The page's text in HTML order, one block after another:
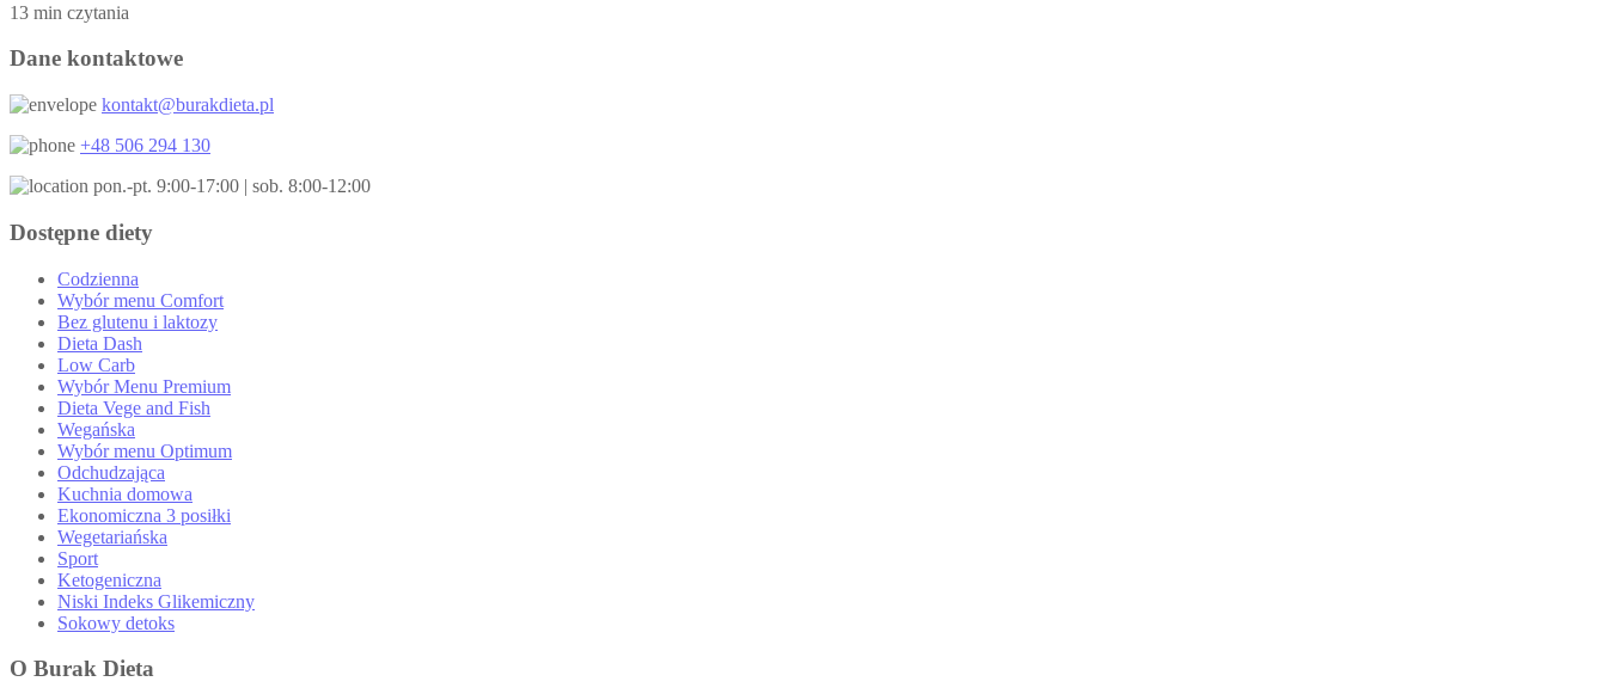
13 min czytania
Dane kontaktowe
kontakt@burakdieta.pl
+48 506 294 130
pon.-pt. 9:00-17:00 | sob. 8:00-12:00
Dostępne diety
Codzienna
Wybór menu Comfort
Bez glutenu i laktozy
Dieta Dash
Low Carb
Wybór Menu Premium
Dieta Vege and Fish
Wegańska
Wybór menu Optimum
Odchudzająca
Kuchnia domowa
Ekonomiczna 3 posiłki
Wegetariańska
Sport
Ketogeniczna
Niski Indeks Glikemiczny
Sokowy detoks
O Burak Dieta